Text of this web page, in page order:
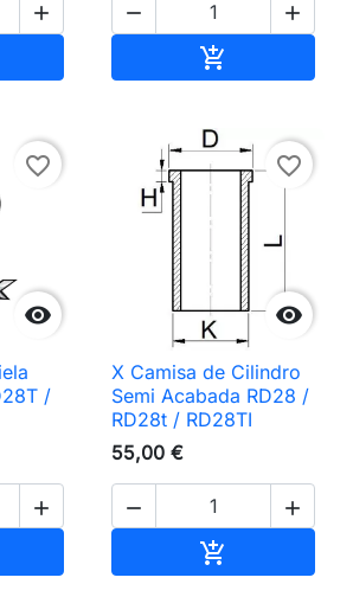
  


favorite_border
/


favorite_border
X Camisa de Cilindro
Semi Acabada RD28 /
RD28t / RD28TI
55,00 €
 
